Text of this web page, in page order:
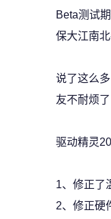
Beta测试
保大江南
说了这么
友不耐烦
驱动精灵
1、修正了
2、修正硬